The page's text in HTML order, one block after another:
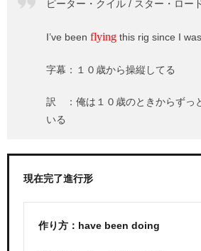
ピーター・クイル / スター・ロー
I’ve been flying this rig since I
字幕：１０歳から操縦してる
訳 ：俺は１０歳のときからずっ
いる
現在完了進行形
作り方：have been doing